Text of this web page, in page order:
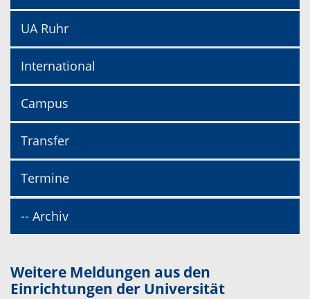
UA Ruhr
International
Campus
Transfer
Termine
-- Archiv
Weitere Meldungen aus den
Einrichtungen der Universität